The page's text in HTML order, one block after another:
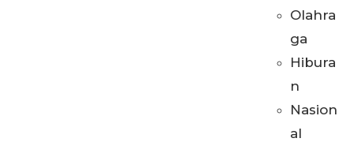
Olahra
ga
Hibura
n
Nasion
al